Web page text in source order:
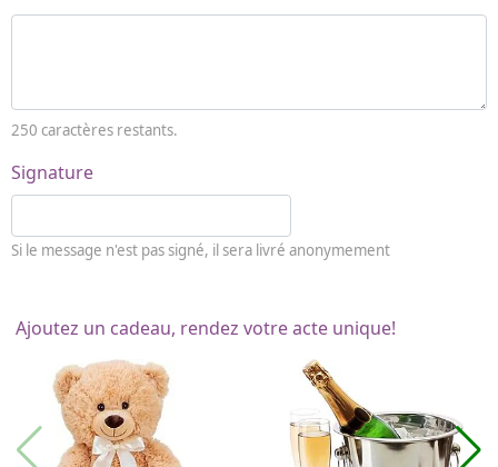
250 caractères restants.
Signature
Si le message n'est pas signé, il sera livré anonymement
Ajoutez un cadeau, rendez votre acte unique!